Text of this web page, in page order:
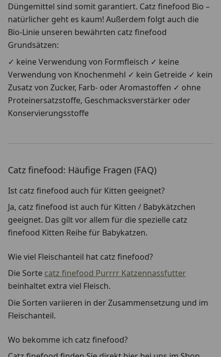
Düngemittel sind somit garantiert. Catz finefood Bio –
natürlicher geht es kaum! Außerdem folgt auch die
Bio-Linie unseren bewährten catz finefood
Grundsätzen:
✓ keine Verwendung von Formfleisch ✓ keine
Verwendung von Knochenmehl ✓ kein Getreide ✓ kein
Zusatz von Zucker, Farb- oder Aromastoffen ✓ ohne
Proteinersatzstoffe, Geschmacksverstärker oder
Konservierungsstoffe
Catz finefood: Häufige Fragen (FAQ)
Ist catz finefood auch für Kitten geeignet?
Ja, catz finefood ist auch für Kitten / Babykätzchen
geeignet. Das gilt vor allem für die spezielle catz
finefood Kitten Reihe für Babykatzen.
Wie viel Fleischanteil hat catz finefood?
Die Sorte catz finefood Purrrr Katzennassfutter
beinhaltet extra viel Fleisch.
Die Sorten variieren in der Zusammensetzung und im
Fleischanteil.
Wo bekomme ich catz finefood?